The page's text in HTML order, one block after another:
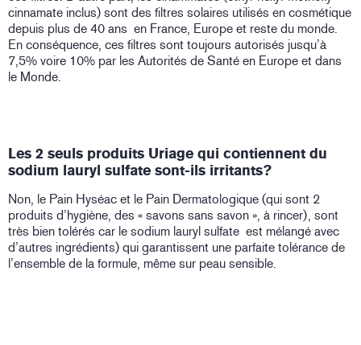
cinnamate inclus) sont des filtres solaires utilisés en cosmétique
depuis plus de 40 ans en France, Europe et reste du monde.
En conséquence, ces filtres sont toujours autorisés jusqu’à
7,5% voire 10% par les Autorités de Santé en Europe et dans
le Monde.
Les 2 seuls produits Uriage qui contiennent du
sodium lauryl sulfate sont-ils irritants?
Non, le Pain Hyséac et le Pain Dermatologique (qui sont 2
produits d’hygiène, des « savons sans savon », à rincer), sont
très bien tolérés car le sodium lauryl sulfate est mélangé avec
d’autres ingrédients) qui garantissent une parfaite tolérance de
l’ensemble de la formule, même sur peau sensible.